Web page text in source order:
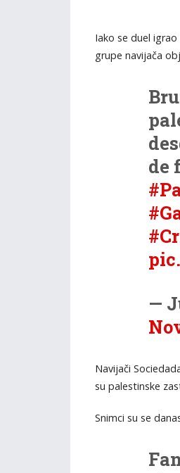
Iako se duel
grupe navijača
de
—
Navijači
su palestinske
Snimci su se